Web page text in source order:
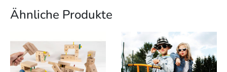
Ähnliche Produkte